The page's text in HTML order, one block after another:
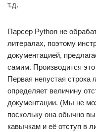
т.д.
Парсер Python не
литералах, поэтому
документацией,
самим. Производится
Первая непустая строка
определяет величину
документации. (Мы не
поскольку она обычно
кавычкам и её отступ в